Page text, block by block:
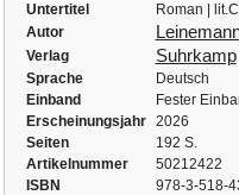
Untertitel
Roman |
Autor
Verlag Suhrkamp
Sprache
Deutsch
Einband
Fester
Erscheinungsjahr
2026
Seiten
192 S.
Artikelnummer
50212422
ISBN
978-3-518-